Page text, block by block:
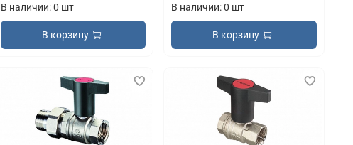
В наличии: 0 шт
В корзину
В наличии: 0 шт
В корзину